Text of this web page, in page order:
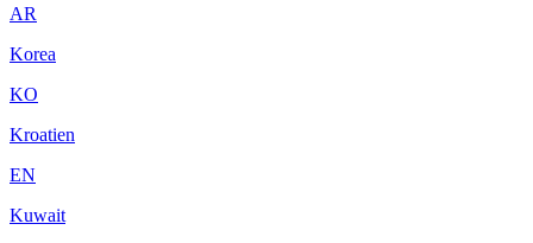
AR
Korea
KO
Kroatien
EN
Kuwait